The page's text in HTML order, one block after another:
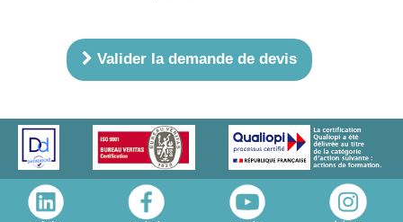
Valider la demande de devis